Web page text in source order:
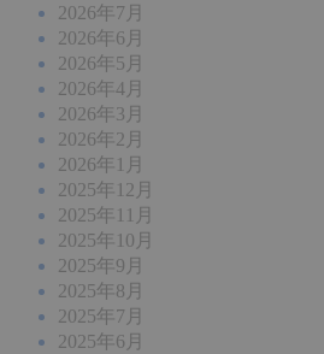
2026年7月
2026年6月
2026年5月
2026年4月
2026年3月
2026年2月
2026年1月
2025年12月
2025年11月
2025年10月
2025年9月
2025年8月
2025年7月
2025年6月